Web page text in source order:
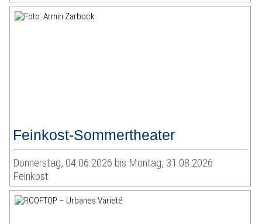
Feinkost-Sommertheater
Donnerstag, 04.06.2026 bis Montag, 31.08.2026
Feinkost